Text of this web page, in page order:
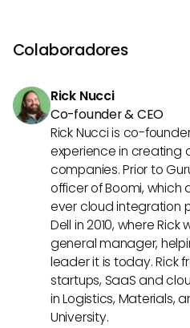
plataformas de gestión de
herramientas de
manera eficiente y
Colaboradores
Rick Nucci
Co-founder & CEO
Rick Nucci is co-
experience in
companies. Prior to
officer of Boomi,
ever cloud integration
Dell in 2010, where
general manager,
leader it is today. Rick
startups, SaaS and
in Logistics, Materials,
University.